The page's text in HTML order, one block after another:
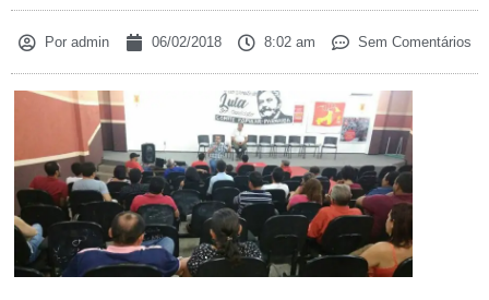
Poradmin 06/02/2018 8:02 am Sem Comentários